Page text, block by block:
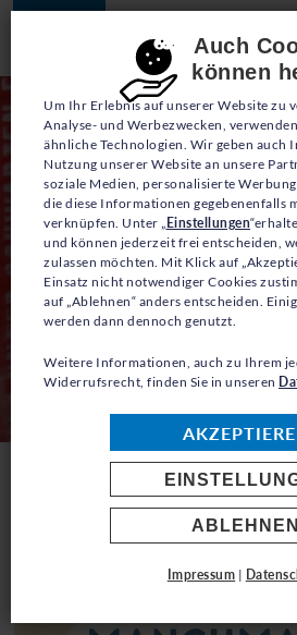
Consent-Einstellungen
Auch
können
Um Ihr Erlebnis auf unserer Website zu
Analyse- und Werbezwecken, verwenden
ähnliche Technologien. Wir geben auch
Nutzung unserer Website an unsere
soziale Medien, personalisierte
die diese Informationen gegebenenfalls
verknüpfen. Unter „ Einstellungen
und können jederzeit frei entscheiden,
zulassen möchten. Mit Klick auf
Einsatz nicht notwendiger Cookies
auf „Ablehnen“ anders entscheiden.
werden dann dennoch genutzt.
Weitere Informationen, auch zu Ihrem
Widerrufsrecht, finden Sie in unseren
ABLEHNEN
Impressum |
"Manchmal ist